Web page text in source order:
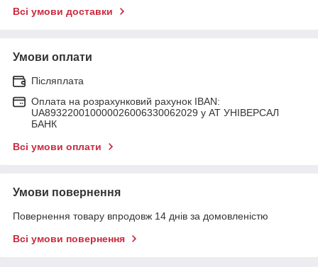
Всі умови доставки
Умови оплати
Післяплата
Оплата на розрахунковий рахунок IBAN:
UA893220010000026006330062029 у АТ УНІВЕРСАЛ
БАНК
Всі умови оплати
Умови повернення
Повернення товару впродовж 14 днів за домовленістю
Всі умови повернення